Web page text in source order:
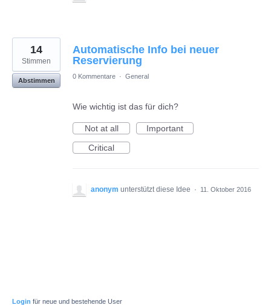
Automatische Info bei neuer
Reservierung
14
Stimmen
Abstimmen
0 Kommentare · General
Wie wichtig ist das für dich?
Not at all
Important
Critical
anonym unterstützt diese Idee · 11. Oktober 2016
Login für neue und bestehende User